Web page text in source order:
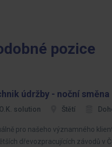
pozice
údržby - noční směna
O.K. solution Štětí
pro našeho významného
dřevozpracujících závodů v